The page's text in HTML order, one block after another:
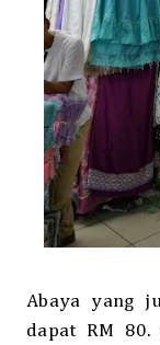
Abaya yang
dapat RM 80.